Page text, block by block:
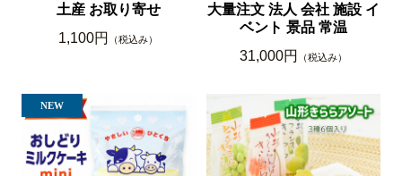
土産 お取り寄せ
1,100円
（税込み）
大量注文 法人 会社 施設 イ
ベント 景品 常温
31,000円
（税込み）